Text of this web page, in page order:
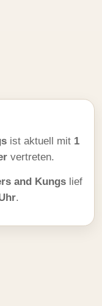
ist aktuell mit 1
vertreten.
and Kungs lief
.